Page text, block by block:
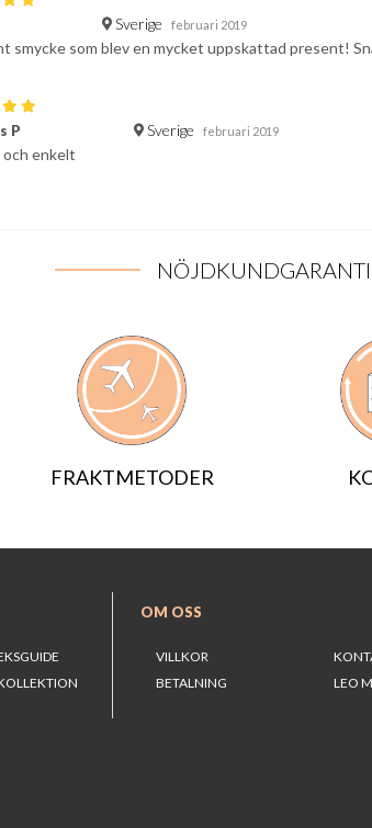
Sverige februari 2019
smycke som blev en mycket uppskattad present!
P Sverige februari 2019
enkelt
NÖJDKUNDGARANTI
FRAKTMETODER
OM OSS
VILLKOR
BETALNING
LEO